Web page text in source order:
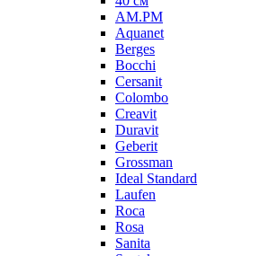
AM.PM
Aquanet
Berges
Bocchi
Cersanit
Colombo
Creavit
Duravit
Geberit
Grossman
Ideal Standard
Laufen
Roca
Rosa
Sanita